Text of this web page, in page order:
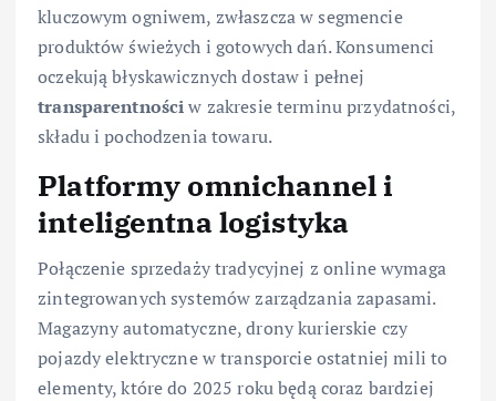
kluczowym ogniwem, zwłaszcza w segmencie
produktów świeżych i gotowych dań. Konsumenci
oczekują błyskawicznych dostaw i pełnej
transparentnościw zakresie terminu przydatności,
składu i pochodzenia towaru.
Platformy omnichannel i
inteligentna logistyka
Połączenie sprzedaży tradycyjnej z online wymaga
zintegrowanych systemów zarządzania zapasami.
Magazyny automatyczne, drony kurierskie czy
pojazdy elektryczne w transporcie ostatniej mili to
elementy, które do 2025 roku będą coraz bardziej